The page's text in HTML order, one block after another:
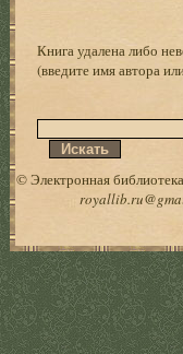
Книга удалена либо
(введите имя автора
© Электронная